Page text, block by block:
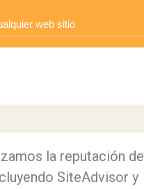
la reputación de
SiteAdvisor y